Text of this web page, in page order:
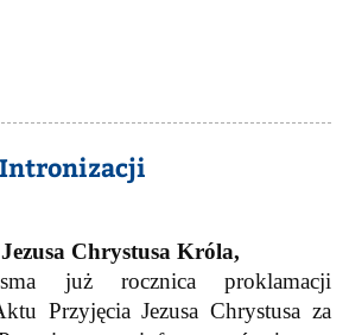
Chrystusa Króla,
już rocznica proklamacji
Przyjęcia Jezusa Chrystusa za